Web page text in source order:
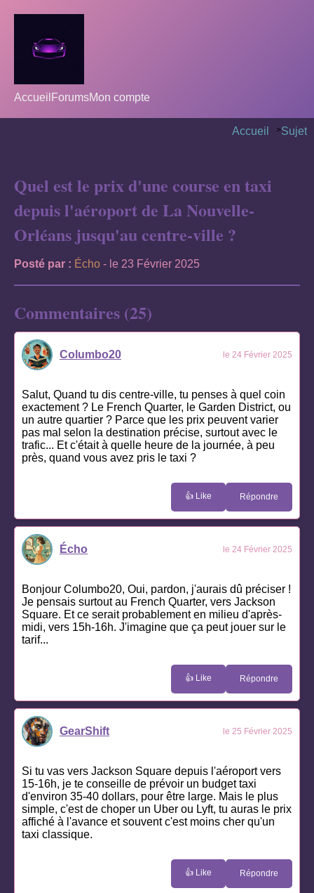
Accueil ForumsMon compte
Accueil >Sujet
Quel est le prix d'une course en taxi
depuis l'aéroport de La Nouvelle-
Orléans jusqu'au centre-ville ?
Posté par : Écho - le 23 Février 2025
Commentaires (25)
Columbo20 le 24 Février 2025
Salut, Quand tu dis centre-ville, tu penses à quel coin
exactement ? Le French Quarter, le Garden District, ou
un autre quartier ? Parce que les prix peuvent varier
pas mal selon la destination précise, surtout avec le
trafic... Et c'était à quelle heure de la journée, à peu
près, quand vous avez pris le taxi ?
👍 Like Répondre
Écho le 24 Février 2025
Bonjour Columbo20, Oui, pardon, j'aurais dû préciser !
Je pensais surtout au French Quarter, vers Jackson
Square. Et ce serait probablement en milieu d'après-
midi, vers 15h-16h. J'imagine que ça peut jouer sur le
tarif...
👍 Like Répondre
GearShift le 25 Février 2025
Si tu vas vers Jackson Square depuis l'aéroport vers
15-16h, je te conseille de prévoir un budget taxi
d'environ 35-40 dollars, pour être large. Mais le plus
simple, c'est de choper un Uber ou Lyft, tu auras le prix
affiché à l'avance et souvent c'est moins cher qu'un
taxi classique.
👍 Like Répondre